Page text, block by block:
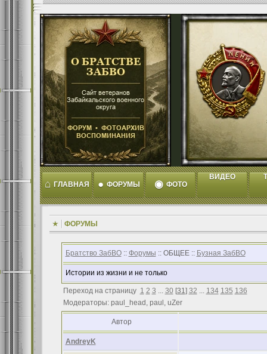
⌂ ГЛАВНАЯ ● ФОРУМЫ ◉ ФОТО
ВИДЕО
ФОРУМЫ
Братство ЗабВО:: Форумы :: ОБЩЕЕ :: Бузная ЗабВО
Истории из жизни и не только
Переход на страницу 1 2 3 ... 30 [31] 32 ... 134 135 136
Модераторы: paul_head, paul, uZer
Автор
AndreyK